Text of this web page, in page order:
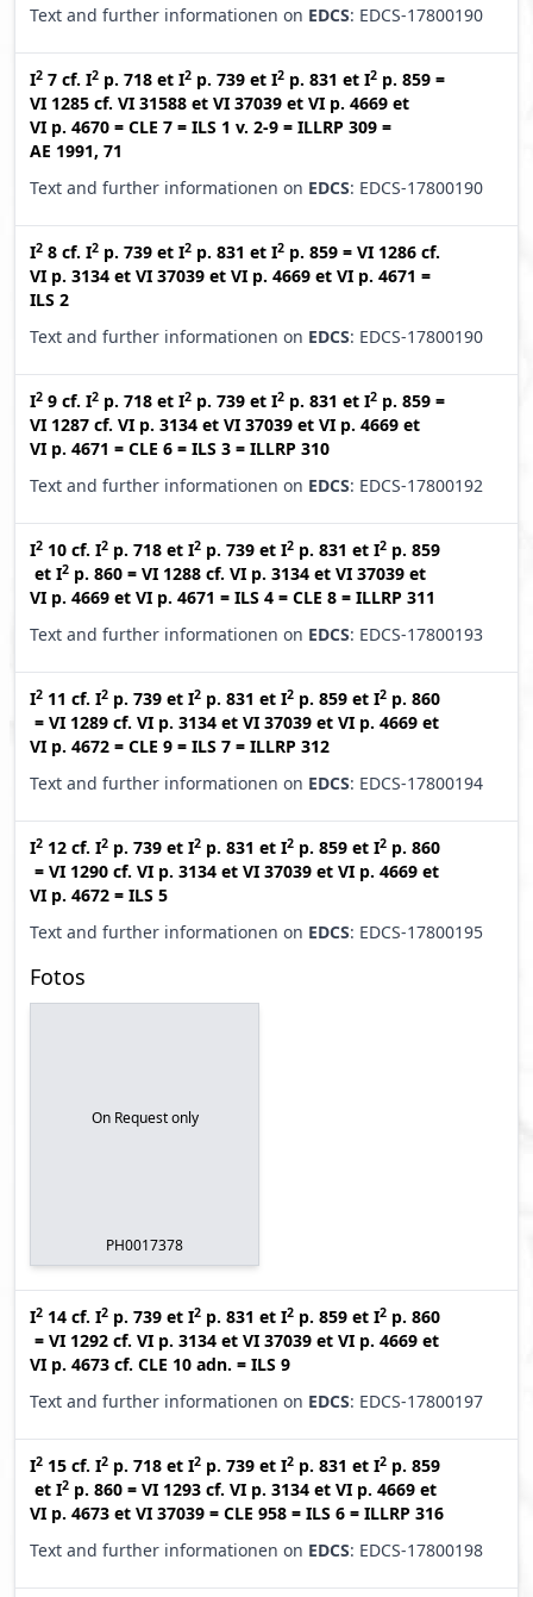
Text and further informationen on EDCS: EDCS-17800190
I2 7 cf. I2 p. 718 et I2 p. 739 et I2 p. 831 et I2 p. 859 =
VI 1285 cf. VI 31588 et VI 37039 et VI p. 4669 et
VI p. 4670 = CLE 7 = ILS 1 v. 2-9 = ILLRP 309 =
AE 1991, 71
Text and further informationen on EDCS: EDCS-17800190
I2 8 cf. I2 p. 739 et I2 p. 831 et I2 p. 859 = VI 1286 cf.
VI p. 3134 et VI 37039 et VI p. 4669 et VI p. 4671 =
ILS 2
Text and further informationen on EDCS: EDCS-17800190
I2 9 cf. I2 p. 718 et I2 p. 739 et I2 p. 831 et I2 p. 859 =
VI 1287 cf. VI p. 3134 et VI 37039 et VI p. 4669 et
VI p. 4671 = CLE 6 = ILS 3 = ILLRP 310
Text and further informationen on EDCS: EDCS-17800192
I2 10 cf. I2 p. 718 et I2 p. 739 et I2 p. 831 et I2 p. 859
et I2 p. 860 = VI 1288 cf. VI p. 3134 et VI 37039 et
VI p. 4669 et VI p. 4671 = ILS 4 = CLE 8 = ILLRP 311
Text and further informationen on EDCS: EDCS-17800193
I2 11 cf. I2 p. 739 et I2 p. 831 et I2 p. 859 et I2 p. 860
= VI 1289 cf. VI p. 3134 et VI 37039 et VI p. 4669 et
VI p. 4672 = CLE 9 = ILS 7 = ILLRP 312
Text and further informationen on EDCS: EDCS-17800194
I2 12 cf. I2 p. 739 et I2 p. 831 et I2 p. 859 et I2 p. 860
= VI 1290 cf. VI p. 3134 et VI 37039 et VI p. 4669 et
VI p. 4672 = ILS 5
Text and further informationen on EDCS: EDCS-17800195
Fotos
On Request only
PH0017378
I2 14 cf. I2 p. 739 et I2 p. 831 et I2 p. 859 et I2 p. 860
= VI 1292 cf. VI p. 3134 et VI 37039 et VI p. 4669 et
VI p. 4673 cf. CLE 10 adn. = ILS 9
Text and further informationen on EDCS: EDCS-17800197
I2 15 cf. I2 p. 718 et I2 p. 739 et I2 p. 831 et I2 p. 859
et I2 p. 860 = VI 1293 cf. VI p. 3134 et VI p. 4669 et
VI p. 4673 et VI 37039 = CLE 958 = ILS 6 = ILLRP 316
Text and further informationen on EDCS: EDCS-17800198